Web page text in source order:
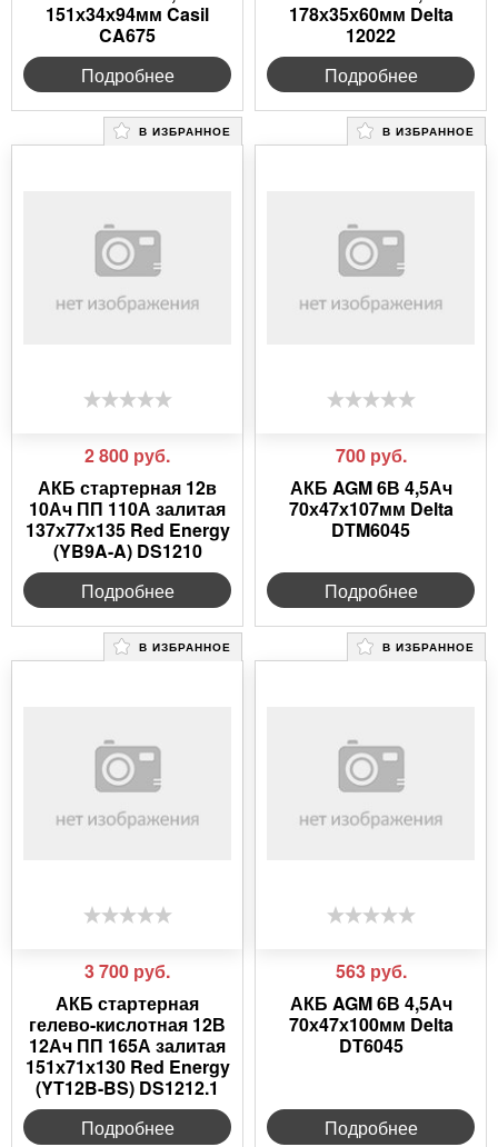
151х34х94мм Casil
CA675
Подробнее
178х35х60мм Delta
12022
Подробнее
В ИЗБРАННОЕ
2 800 руб.
АКБ стартерная 12в
10Ач ПП 110А залитая
137х77х135 Red Energy
(YB9A-A) DS1210
Подробнее
В ИЗБРАННОЕ
700 руб.
АКБ AGM 6В 4,5Ач
70х47х107мм Delta
DTM6045
Подробнее
В ИЗБРАННОЕ
3 700 руб.
АКБ стартерная
гелево-кислотная 12В
12Ач ПП 165А залитая
151х71х130 Red Energy
(YT12B-BS) DS1212.1
Подробнее
В ИЗБРАННОЕ
563 руб.
АКБ AGM 6В 4,5Ач
70х47х100мм Delta
DT6045
Подробнее